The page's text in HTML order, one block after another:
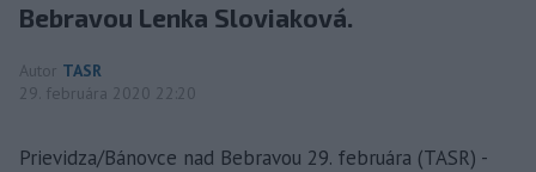
Bebravou Lenka Sloviaková.
Autor TASR
29. februára 2020 22:20
Prievidza/Bánovce nad Bebravou 29. februára (TASR) -